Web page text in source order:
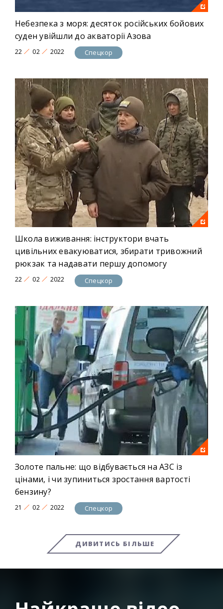
Небезпека з моря: десяток російських бойових
суден увійшли до акваторії Азова
22 02 2022 Спецкор
Школа виживання: інструктори вчать
цивільних евакуюватися, збирати тривожний
рюкзак та надавати першу допомогу
22 02 2022 Спецкор
Золоте пальне: що відбувається на АЗС із
цінами, і чи зупиниться зростання вартості
бензину?
21 02 2022 Спецкор
ДИВИТИСЬ БІЛЬШЕ